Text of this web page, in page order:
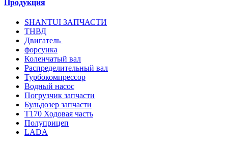
Продукция
SHANTUI ЗАПЧАСТИ
ТНВД
Двигатель
форсунка
Коленчатый вал
Распределительный вал
Турбокомпрессор
Водный насос
Погрузчик запчасти
Бульдозер запчасти
T170 Ходовая часть
Полуприцеп
LADA